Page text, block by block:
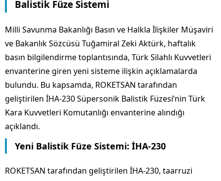
Balistik Füze Sistemi
Milli Savunma Bakanlığı Basın ve Halkla İlişkiler Müşaviri
ve Bakanlık Sözcüsü Tuğamiral Zeki Aktürk, haftalık
basın bilgilendirme toplantısında, Türk Silahlı Kuvvetleri
envanterine giren yeni sisteme ilişkin açıklamalarda
bulundu. Bu kapsamda, ROKETSAN tarafından
geliştirilen İHA-230 Süpersonik Balistik Füzesi’nin Türk
Kara Kuvvetleri Komutanlığı envanterine alındığı
açıklandı.
Yeni Balistik Füze Sistemi: İHA-230
ROKETSAN tarafından geliştirilen İHA-230, taarruzi